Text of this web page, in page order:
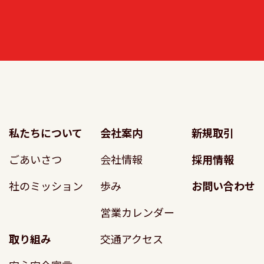
私たちについて
ごあいさつ
社のミッション
取り組み
会社案内
会社情報
歩み
営業カレンダー
交通アクセス
新規取引
採用情報
お問い合わせ